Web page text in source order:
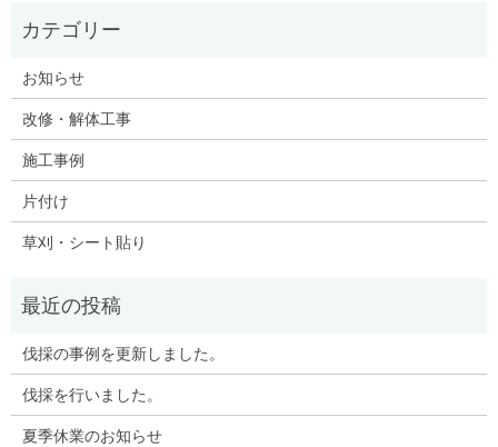
お知らせ
改修・解体工事
施工事例
片付け
草刈・シート貼り
伐採の事例を更新しました。
伐採を行いました。
夏季休業のお知らせ